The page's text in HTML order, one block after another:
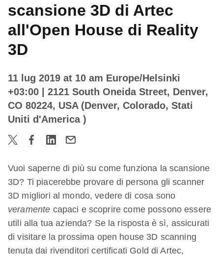
scansione 3D di Artec
all'Open House di Reality
3D
11 lug 2019 at 10 am Europe/Helsinki
+03:00
| 2121 South Oneida Street, Denver,
CO 80224, USA (Denver, Colorado, Stati
Uniti d'America )
Vuoi saperne di più su come funziona la scansione
3D? Ti piacerebbe provare di persona gli scanner
3D migliori al mondo, vedere di cosa sono
veramente capaci e scoprire come possono essere
utili alla tua azienda? Se la risposta è sì, assicurati
di visitare la prossima open house 3D scanning
tenuta dai rivenditori certificati Gold di Artec,